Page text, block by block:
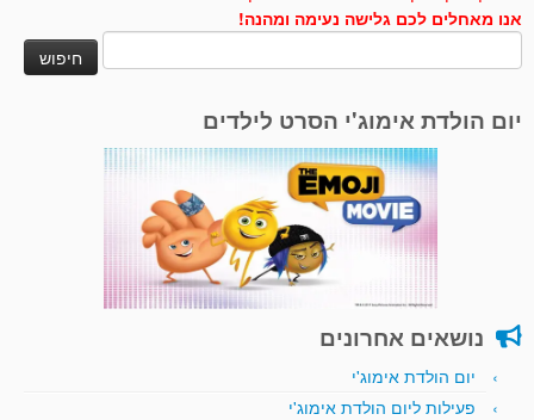
אנו מאחלים לכם גלישה נעימה ומהנה!
יום הולדת אימוג'י הסרט לילדים
נושאים אחרונים
יום הולדת אימוג'י
פעילות ליום הולדת אימוג'י